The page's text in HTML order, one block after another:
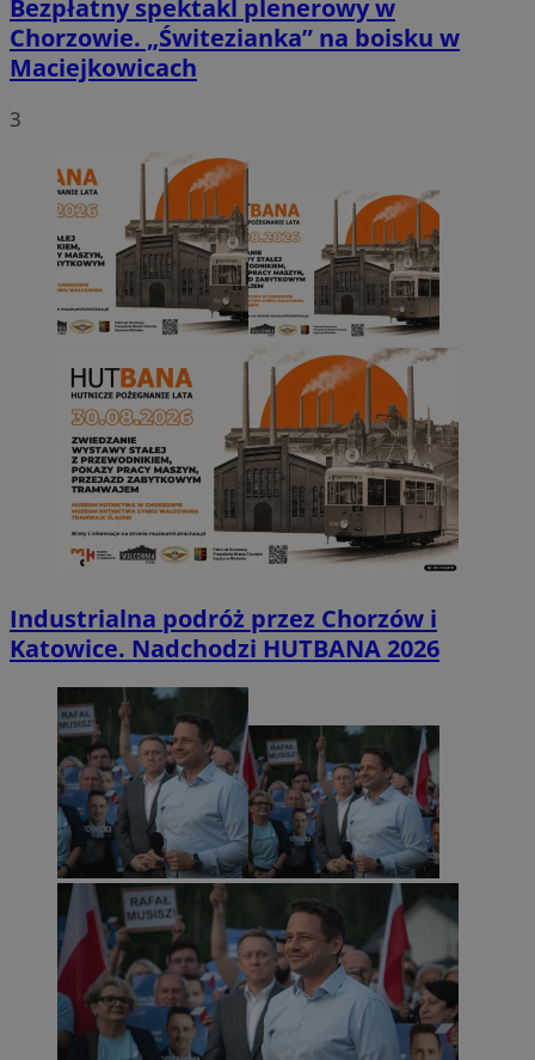
Bezpłatny spektakl plenerowy w
Chorzowie. „Świtezianka” na boisku w
Maciejkowicach
3
Industrialna podróż przez Chorzów i
Katowice. Nadchodzi HUTBANA 2026